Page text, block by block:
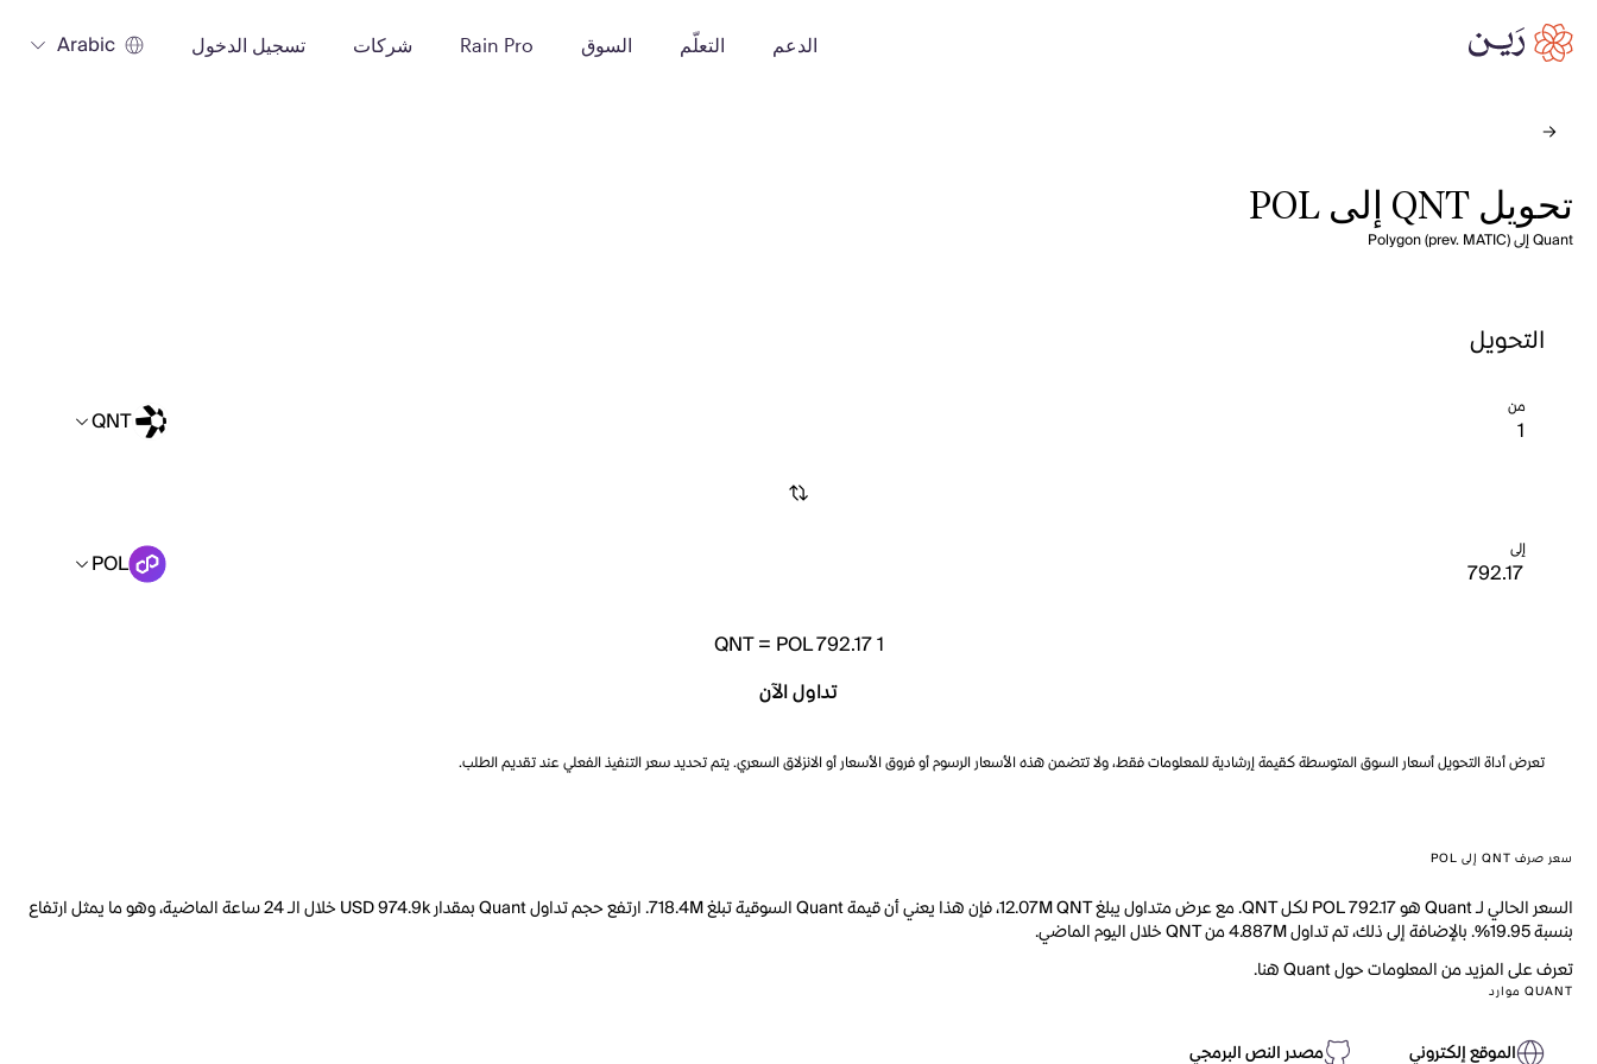
الدعم التعلّم السوق Rain Pro شركات تسجيل الدخول Arabic
تحويل QNT إلى POL
Quant إلى Polygon (prev. MATIC)
التحويل
من QNT
إلى POL
1
QNT= POL 792.17
تداول الآن
تعرض أداة التحويل أسعار السوق المتوسطة كقيمة إرشادية للمعلومات فقط، ولا تتضمن هذه الأسعار الرسوم أو فروق الأسعار أو الانزلاق السعري. يتم تحديد سعر التنفيذ الفعلي عند تقديم الطلب.
سعر صرف QNT إلى POL
السعر الحالي لـ Quant هو POL 792.17 لكل QNT. مع عرض متداول يبلغ 12.07M QNT، فإن هذا يعني أن قيمة Quant السوقية تبلغ 718.4M. ارتفع حجم تداول Quant بمقدار USD 974.9k خلال الـ 24 ساعة الماضية، وهو ما يمثل ارتفاع
بنسبة 19.95%. بالإضافة إلى ذلك، تم تداول 4.887M من QNT خلال اليوم الماضي.
تعرف على المزيد من المعلومات حول Quant هنا.
QUANT موارد
الموقع إلكتروني مصدر النص البرمجي